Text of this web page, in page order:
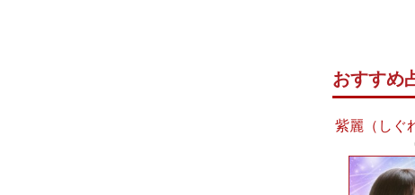
おすすめ
紫麗（しぐ